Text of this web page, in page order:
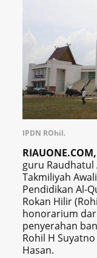
IPDN ROhil.
guru Raudhatul
Takmiliyah
Pendidikan Al-
Rokan Hilir
honorarium
penyerahan
Rohil H
Hasan.